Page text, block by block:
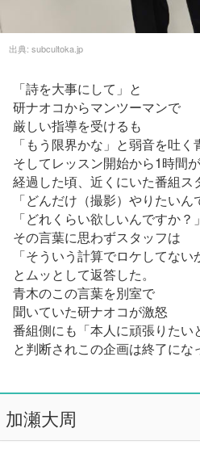
出典: subcultoka.jp
「詩を大事にして」と
研ナオコからマンツーマンで
厳しい指導を受けるも
「もう限界かな」と弱音を吐く
そしてレッスン開始から1時間が
経過した頃、近くにいた番組ス
「どんだけ（撮影）やりたいん
「どれくらい欲しいんですか？
その言葉に思わずスタッフは
「そういう計算でロケしてない
とムッとして返答した。
青木のこの言葉を別室で
聞いていた研ナオコが激怒
番組側にも「本人に頑張りたい
と判断されこの企画は終了にな
加瀬大周